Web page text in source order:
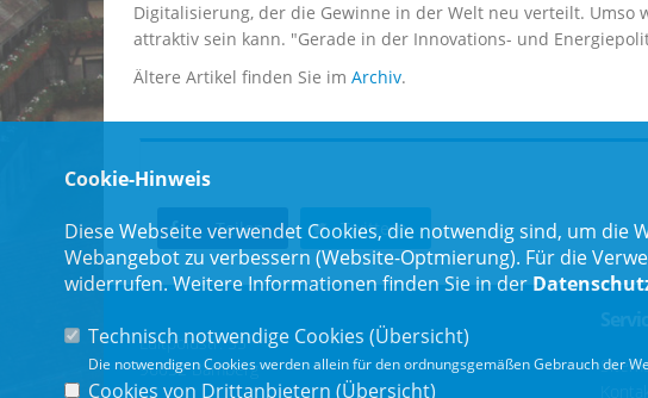
Digitalisierung, der die Gewinne in der Welt neu verteilt.
attraktiv sein kann. "Gerade in der Innovations- und
Ältere Artikel finden Sie im Archiv.
Teilen Twittern
Luitpoldstr. 55
96052 Bamberg
Cookie-Hinweis
Diese Webseite verwendet Cookies, die notwendig sind, um
Webangebot zu verbessern (Website-Optmierung). Für die
widerrufen. Weitere Informationen finden Sie in der
Technisch notwendige Cookies (Übersicht)
Die notwendigen Cookies werden allein für den ordnungsgemäßen Gebrauch der
Cookies von Drittanbietern (Übersicht)